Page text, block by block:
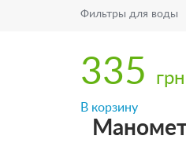
Фильтры для воды
335 грн
В корзину